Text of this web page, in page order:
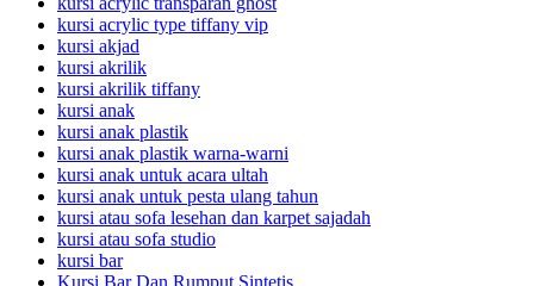
kursi acrylic type tiffany vip
kursi akjad
kursi akrilik
kursi akrilik tiffany
kursi anak
kursi anak plastik
kursi anak plastik warna-warni
kursi anak untuk acara ultah
kursi anak untuk pesta ulang tahun
kursi atau sofa lesehan dan karpet sajadah
kursi atau sofa studio
kursi bar